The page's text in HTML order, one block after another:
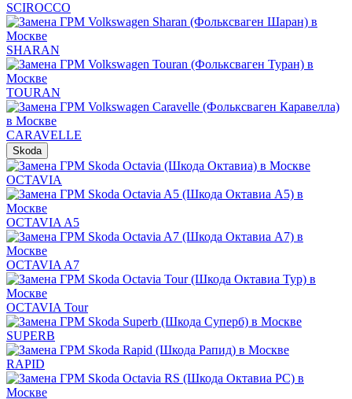
SCIROCCO
SHARAN
TOURAN
CARAVELLE
Skoda
OCTAVIA
OCTAVIA A5
OCTAVIA A7
OCTAVIA Tour
SUPERB
RAPID